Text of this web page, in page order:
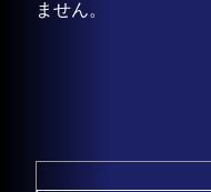
ません。